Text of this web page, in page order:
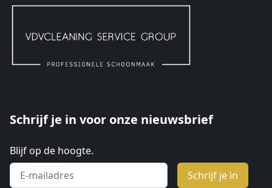
Schrijf je in voor onze nieuwsbrief
Blijf op de hoogte.
Email address
Schrijf je in